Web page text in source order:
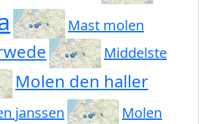
Mast molen
Middelste
Molen den haller
janssen
Molen